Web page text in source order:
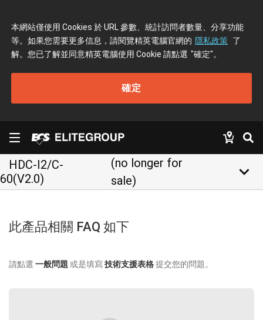
本網站僅使用 Cookies 於 URL 參數、統計訪問者數量、分享功能
等。如果您需要更多信息，請閱覽精英電腦官網的 隱私政策 了
解。您已了解並同意精英電腦使用 Cookie 請點選 "確定"。
確定
HDC-I2/C-
60(V2.0)
(no longer for
sale)
keyboard_arrow_down
此產品相關 FAQ 如下
請點選 一般問題 或是填寫技術支援表格提交您的問題。